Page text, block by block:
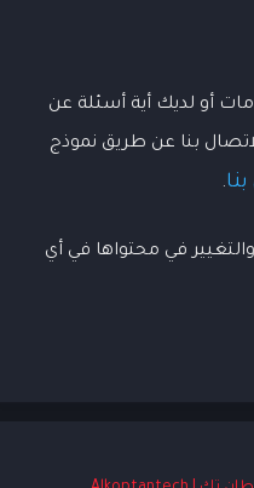
أو لديك أية أسئلة عن
بنا عن طريق نموذج
.
في محتواها في أي
تك